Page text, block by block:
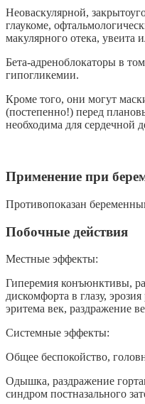
Неоваскулярной,
глаукоме,
макулярного отека, увеита
Бета-адреноблокаторы в
гипогликемии.
Кроме того, они могут
(постепенно!) перед
необходима для сердечной
Применение при
Противопоказан
Побочные действия
Местные эффекты:
Гиперемия конъюнктивы,
дискомфорта в глазу,
эритема век, раздражение
Системные эффекты:
Общее беспокойство,
Одышка, раздражение
синдром постназального